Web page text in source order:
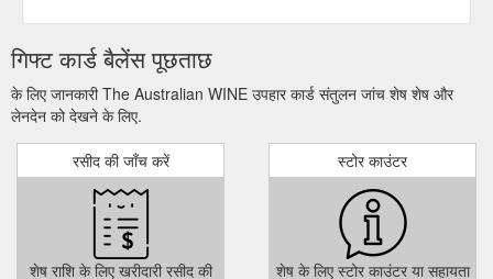
गिफ्ट कार्ड बैलेंस पूछताछ
के लिए जानकारी The Australian WINE उपहार कार्ड संतुलन जांच शेष शेष और
लेनदेन को देखने के लिए.
रसीद की जाँच करें
शेष राशि के लिए खरीदारी रसीद की
स्टोर काउंटर
शेष के लिए स्टोर काउंटर या सहायता